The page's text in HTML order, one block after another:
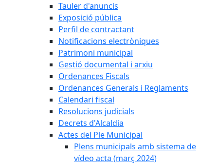
Tauler d'anuncis
Exposició pública
Perfil de contractant
Notificacions electròniques
Patrimoni municipal
Gestió documental i arxiu
Ordenances Fiscals
Ordenances Generals i Reglaments
Calendari fiscal
Resolucions judicials
Decrets d'Alcaldia
Actes del Ple Municipal
Plens municipals amb sistema de
vídeo acta (març 2024)